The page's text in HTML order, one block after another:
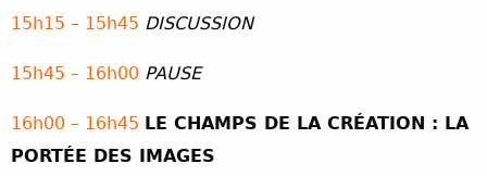
15h15 – 15h45 DISCUSSION
15h45 – 16h00 PAUSE
16h00 – 16h45 LE CHAMPS DE LA CRÉATION : LA
PORTÉE DES IMAGES